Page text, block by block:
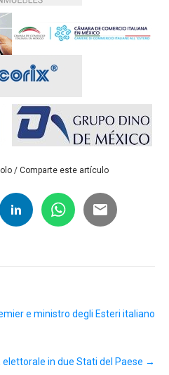
/ Comparte este artículo
e ministro degli Esteri italiano
in due Stati del Paese →